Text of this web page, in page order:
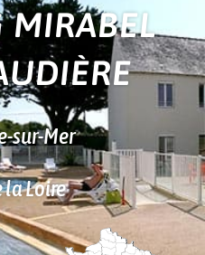
MIRABEL
sur-Mer
la Loire